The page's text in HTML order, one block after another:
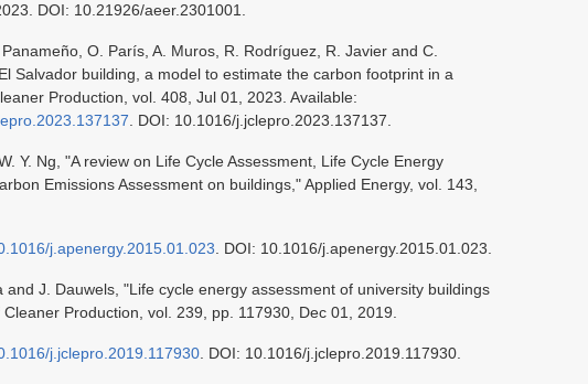
DOI: 10.21926/aeer.2301001.
O. París, A. Muros, R. Rodríguez, R. Javier and C.
Salvador building, a model to estimate the carbon footprint in a
Production, vol. 408, Jul 01, 2023. Available:
. DOI: 10.1016/j.jclepro.2023.137137.
Y. Ng, "A review on Life Cycle Assessment, Life Cycle Energy
Emissions Assessment on buildings," Applied Energy, vol. 143,
j.apenergy.2015.01.023. DOI: 10.1016/j.apenergy.2015.01.023.
and J. Dauwels, "Life cycle energy assessment of university buildings
Production, vol. 239, pp. 117930, Dec 01, 2019.
j.jclepro.2019.117930. DOI: 10.1016/j.jclepro.2019.117930.